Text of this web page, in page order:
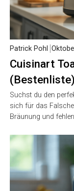
Cuisinart
(Bestenliste)
Patrick Pohl
Suchst du den
sich für das
Bräunung und